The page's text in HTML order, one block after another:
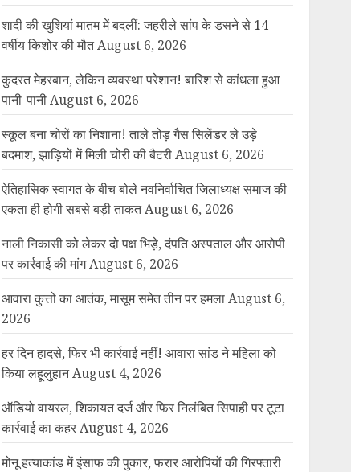
शादी की खुशियां मातम में बदलीं: जहरीले सांप के डसने से 14
वर्षीय किशोर की मौत August 6, 2026
कुदरत मेहरबान, लेकिन व्यवस्था परेशान! बारिश से कांधला हुआ
पानी-पानी August 6, 2026
स्कूल बना चोरों का निशाना! ताले तोड़ गैस सिलेंडर ले उड़े
बदमाश, झाड़ियों में मिली चोरी की बैटरी August 6, 2026
ऐतिहासिक स्वागत के बीच बोले नवनिर्वाचित जिलाध्यक्ष समाज की
एकता ही होगी सबसे बड़ी ताकत August 6, 2026
नाली निकासी को लेकर दो पक्ष भिड़े, दंपति अस्पताल और आरोपी
पर कार्रवाई की मांग August 6, 2026
आवारा कुत्तों का आतंक, मासूम समेत तीन पर हमला August 6,
2026
हर दिन हादसे, फिर भी कार्रवाई नहीं! आवारा सांड ने महिला को
किया लहूलुहान August 4, 2026
ऑडियो वायरल, शिकायत दर्ज और फिर निलंबित सिपाही पर टूटा
कार्रवाई का कहर August 4, 2026
मोनू हत्याकांड में इंसाफ की पुकार, फरार आरोपियों की गिरफ्तारी